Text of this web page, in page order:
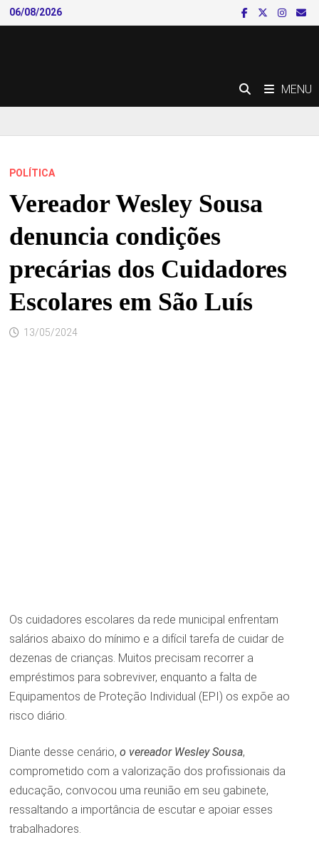
Skip
to
06/08/2026
MENU
POLÍTICA
Vereador Wesley Sousa
denuncia condições
precárias dos Cuidadores
Escolares em São Luís
13/05/2024
Os cuidadores escolares da rede municipal enfrentam
salários abaixo do mínimo e a difícil tarefa de cuidar de
dezenas de crianças. Muitos precisam recorrer a
empréstimos para sobreviver, enquanto a falta de
Equipamentos de Proteção Individual (EPI) os expõe ao
risco diário.
Diante desse cenário, o vereador Wesley Sousa,
comprometido com a valorização dos profissionais da
educação, convocou uma reunião em seu gabinete,
ressaltando a importância de escutar e apoiar esses
trabalhadores.